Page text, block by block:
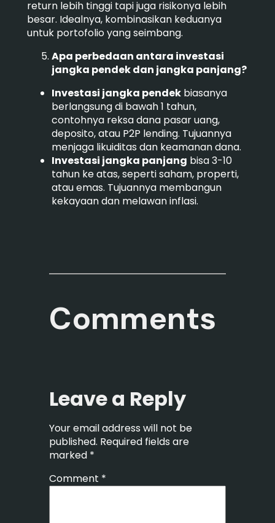
return lebih tinggi tapi juga risikonya lebih
besar. Idealnya, kombinasikan keduanya
untuk portofolio yang seimbang.
Apa perbedaan antara investasi
jangka pendek dan jangka panjang?
Investasi jangka pendekbiasanya
berlangsung di bawah 1 tahun,
contohnya reksa dana pasar uang,
deposito, atau P2P lending. Tujuannya
menjaga likuiditas dan keamanan dana.
Investasi jangka panjang bisa 3-10
tahun ke atas, seperti saham, properti,
atau emas. Tujuannya membangun
kekayaan dan melawan inflasi.
Comments
Leave a Reply
Your email address will not be
published. Required fields are
marked *
Comment *